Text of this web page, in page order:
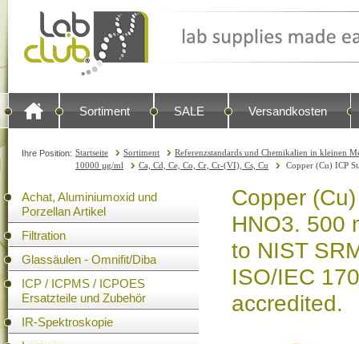
Sortiment SALE Versandkosten
Ihre Position: Startseite Sortiment
Referenzstandards und Chemikalien in kleinen
10000 µg/ml
Ca, Cd, Ce, Co, Cr, Cr-(VI), Cs, Cu Copper (Cu) ICP
Achat, Aluminiumoxid und
Porzellan Artikel
Filtration
Glassäulen - Omnifit/Diba
ICP / ICPMS / ICPOES
Ersatzteile und Zubehör
IR-Spektroskopie
Copper
HNO3. 500
to NIST
ISO/IEC
accredited.